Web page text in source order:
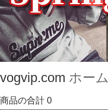
vogvip.com ホーム
商品の合計 0